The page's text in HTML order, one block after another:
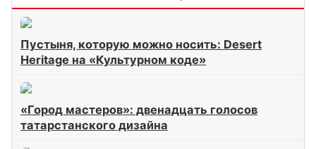
Пустыня, которую можно носить: Desert
Heritage на «Культурном коде»
«Город мастеров»: двенадцать голосов
татарстанского дизайна